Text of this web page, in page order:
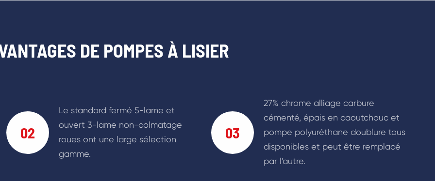
DE POMPES À LISIER
02
Le standard fermé 5-lame et
ouvert 3-lame non-colmatage
roues ont une large sélection
gamme.
03
27% chrome alliage carbure
cémenté, épais en caoutchouc et
pompe polyuréthane doublure tous
disponibles et peut être remplacé
par l'autre.